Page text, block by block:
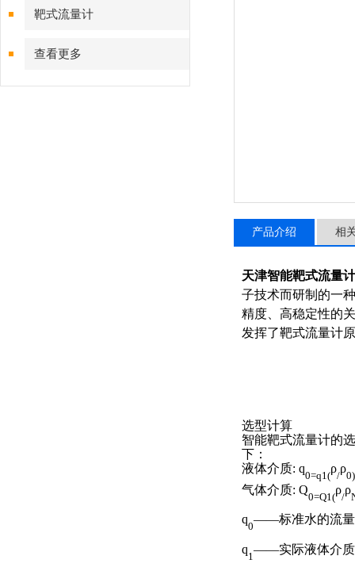
靶式流量计
查看更多
产品介绍 相
天津智能靶式流量
子技术而研制的一
精度、高稳定性的
发挥了靶式流量计
选型计算
智能靶式流量计的
下：
液体介质: q
0=q1(
ρ
/
ρ
气体介质: Q
0=Q1(
ρ
/
ρ
q
0
——标准水的流量
q
1
——实际液体介质